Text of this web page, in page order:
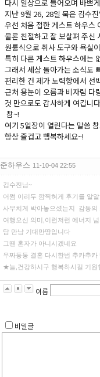
다시 일상으로 들어오며 바쁘
지난 9월 26, 28일 묵은 김수
우선 처음 접한 게스트 하우스
물론 친절하고 잘 보살펴 주신
원룸식으로 취사 도구와 욕실
특히 다른 게스트 하우스에는
그래서 세상 돌아가는 소식도
편리한 건 제가 노력항에서 선
근처 용눈이 오름과 비자림 다
것 만으로도 감사하게 여깁니
참~!
여기 5일장이 열린다는 말씀
항상 즐겁고 행복하세요~!
준하우스 11-10-04 22:55
김수진님~
어쩜 이리두 깜찍혀게 후기를 알
사무치게 박아놓으셨는지 감동의
여행오신 의미,이런저런 에너지
담 만남 기대만땅입니다
그땐 혼자가 아니시겠네요
우짜둥둥 결혼 다시한번 추카추
★늘,건강하시구 행복하시길 기원
이름
비밀글